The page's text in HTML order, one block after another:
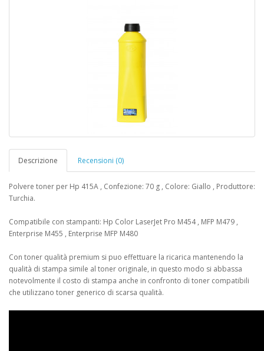
Descrizione Recensioni (0)
Polvere toner per Hp 415A , Confezione: 70 g , Colore: Giallo , Produttore:
Turchia.
Compatibile con stampanti: Hp Color LaserJet Pro M454 , MFP M479 ,
Enterprise M455 , Enterprise MFP M480
Con toner qualità premium si puo effettuare la ricarica mantenendo la
qualità di stampa simile al toner originale, in questo modo si abbassa
notevolmente il costo di stampa anche in confronto di toner compatibili
che utilizzano toner generico di scarsa qualità.